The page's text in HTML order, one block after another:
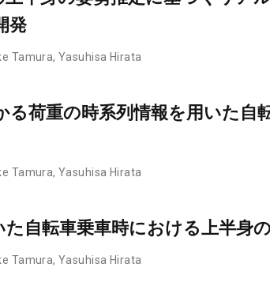
発
Tamura,Yasuhisa Hirata
る荷重の時系列情報を用いた自
Tamura,Yasuhisa Hirata
自転車乗車時における上半身
Tamura,Yasuhisa Hirata